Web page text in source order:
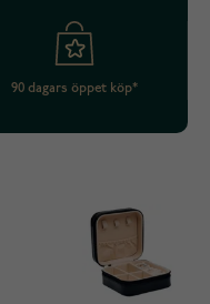
90 dagars öppet köp*